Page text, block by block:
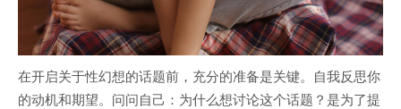
在开启关于性幻想的话题前，充分的准备是关键。自我反思你
的动机和期望。问问自己：为什么想讨论这个话题？是为了提